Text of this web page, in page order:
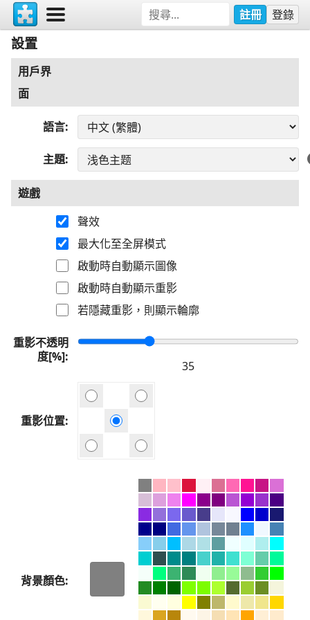
註冊 登錄
設置
用戶界
面
語言
主題
遊戲
聲效
最大化至全屏模式
啟動時自動顯示圖像
啟動時自動顯示重影
若隱藏重影，則顯示輪廓
重影不透明
度[%]
重影位置
背景顏色